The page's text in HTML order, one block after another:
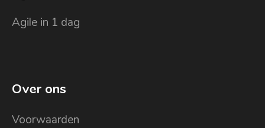
Agile in 1 dag
Over ons
Voorwaarden